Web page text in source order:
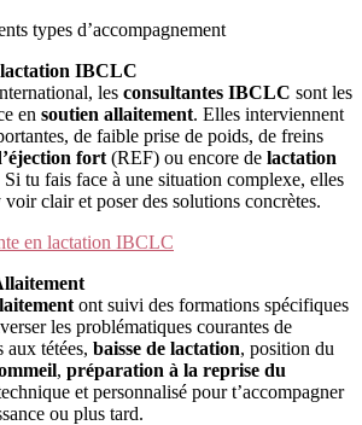
types d’accompagnement
lactation IBCLC
les consultantes IBCLC sont les
en soutien allaitement. Elles interviennent
de faible prise de poids, de freins
fort (REF) ou encore de lactation
tu fais face à une situation complexe, elles
clair et poser des solutions concrètes.
en lactation IBCLC
ont suivi des formations spécifiques
les problématiques courantes de
aux tétées, baisse de lactation, position du
, préparation à la reprise du
et personnalisé pour t’accompagner
ou plus tard.